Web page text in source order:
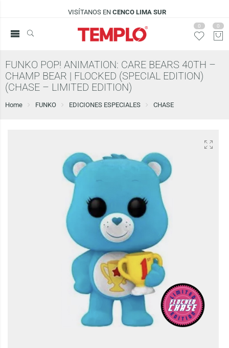
VISÍTANOS ENCENCO LIMA SUR
0 0
FUNKO POP! ANIMATION: CARE BEARS 40TH –
CHAMP BEAR | FLOCKED (SPECIAL EDITION)
(CHASE – LIMITED EDITION)
Home FUNKO EDICIONES ESPECIALES CHASE